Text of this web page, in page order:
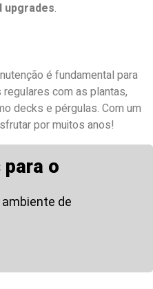
upgrades.
é fundamental para
com as plantas,
decks e pérgulas. Com um
por muitos anos!
o
de